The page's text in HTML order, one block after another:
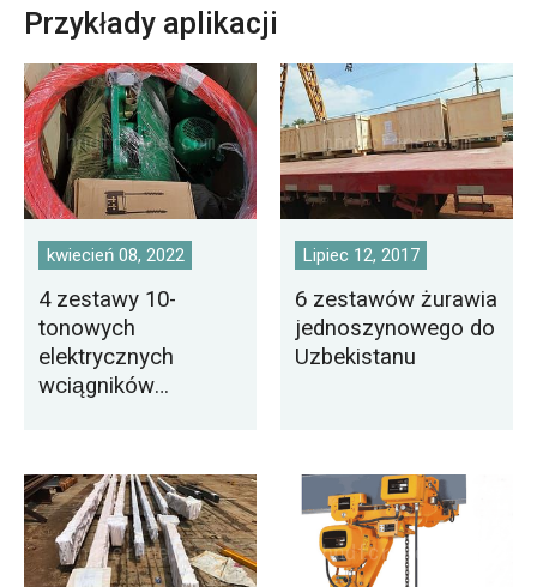
Przykłady aplikacji
kwiecień 08, 2022
4 zestawy 10-
tonowych
elektrycznych
wciągników
Filipiny
Lipiec 12, 2017
6 zestawów żurawia
jednoszynowego do
Uzbekistanu